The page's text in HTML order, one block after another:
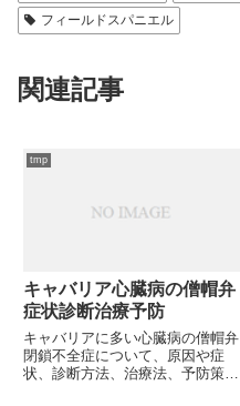
フィールドスパニエル
関連記事
tmp
キャバリア心臓病の僧帽弁
症状診断治療予防
キャバリアに多い心臓病の僧帽弁
閉鎖不全症について、原因や症
状、診断方法、治療法、予防策を